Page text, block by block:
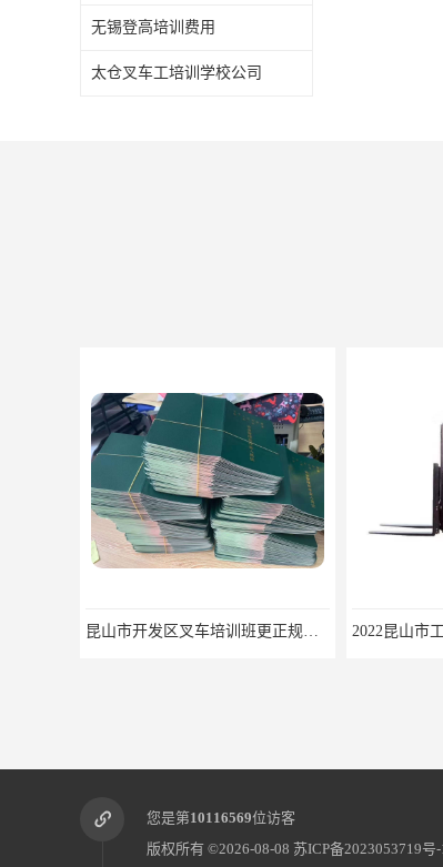
无锡登高培训费用
太仓叉车工培训学校公司
昆山市开发区叉车培训班更正规快速拿
您是第10116569位访客
版权所有 ©2026-08-08 苏ICP备2023053719号-